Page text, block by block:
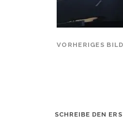
VORHERIGES BILD
SCHREIBE DEN